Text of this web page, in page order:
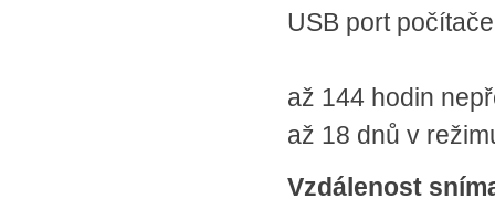
USB port
až 144 hodin
až 18 dnů v
Vzdálenost